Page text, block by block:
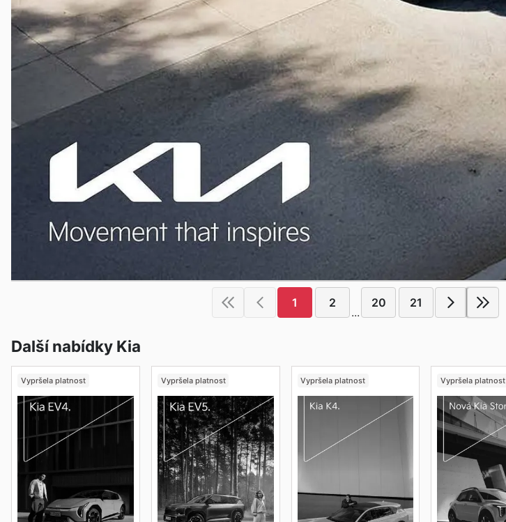
1 2
...
20 21
Další nabídky Kia
Vypršela platnost Vypršela platnost Vypršela platnost Vypršela platnost